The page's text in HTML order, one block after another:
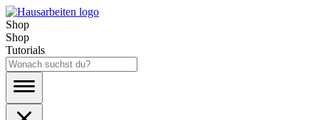
Shop
Shop
Tutorials